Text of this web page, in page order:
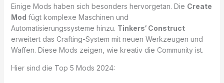
Einige Mods haben sich besonders hervorgetan. Die Create
Mod fügt komplexe Maschinen und
Automatisierungssysteme hinzu. Tinkers‘ Construct
erweitert das Crafting-System mit neuen Werkzeugen und
Waffen. Diese Mods zeigen, wie kreativ die Community ist.
Hier sind die Top 5 Mods 2024: